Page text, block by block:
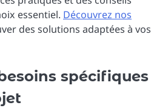
essentiel. Découvrez nos
des solutions adaptées à vos
spécifiques